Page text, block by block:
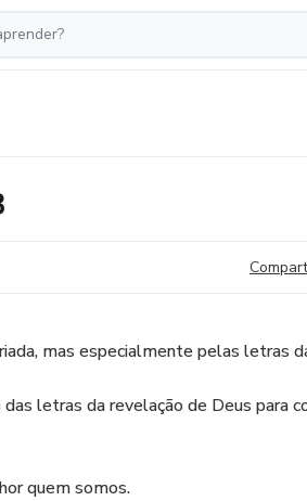
mas especialmente pelas letras
letras da revelação de Deus para
quem somos.